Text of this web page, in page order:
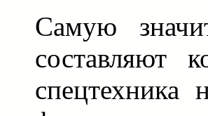
Самую
составляют
спецтехника